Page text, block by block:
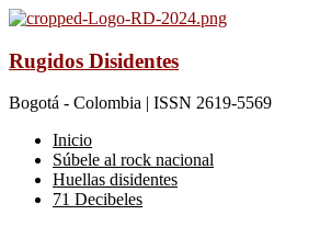
Rugidos Disidentes
Bogotá - Colombia | ISSN 2619-5569
Inicio
Súbele al rock nacional
Huellas disidentes
71 Decibeles